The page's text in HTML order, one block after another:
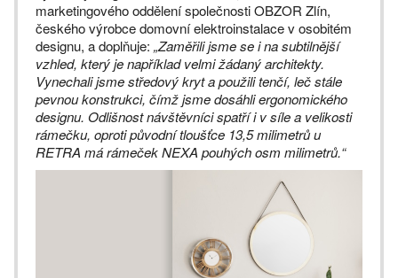
marketingového oddělení společnosti OBZOR Zlín,
českého výrobce domovní elektroinstalace v osobitém
designu, a doplňuje: „Zaměřili jsme se i na subtilnější
vzhled, který je například velmi žádaný architekty.
Vynechali jsme středový kryt a použili tenčí, leč stále
pevnou konstrukci, čímž jsme dosáhli ergonomického
designu. Odlišnost návštěvníci spatří i v síle a velikosti
rámečku, oproti původní tloušťce 13,5 milimetrů u
RETRA má rámeček NEXA pouhých osm milimetrů.“